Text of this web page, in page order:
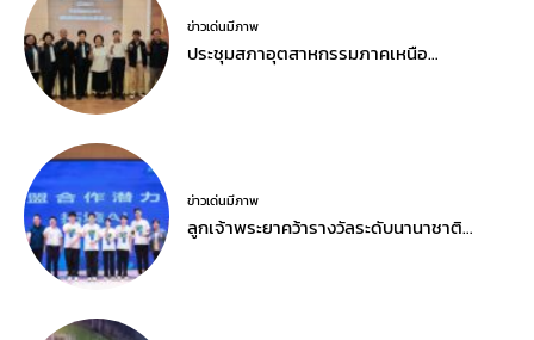
ข่าวเด่นมีภาพ
ประชุมสภาอุตสาหกรรมภาคเหนือ…
ข่าวเด่นมีภาพ
ลูกเจ้าพระยาคว้ารางวัลระดับนานาชาติ…